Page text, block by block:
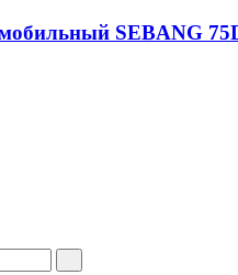
SEBANG